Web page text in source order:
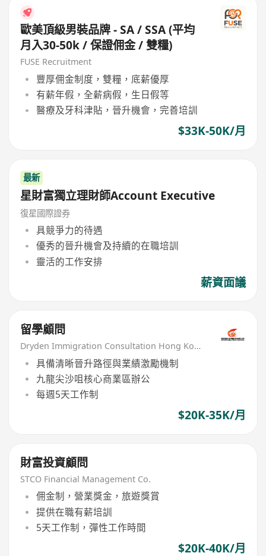
歐美頂級男裝品牌 - SA / SSA (平均
月入30-50k / 保證佣金 / 雙糧)
FUSE Recruitment
豐厚佣金制度，雙糧，底薪優厚
有薪年假，全薪病假，生日假等
醫療及牙科津貼，晉升機會，完善培訓
$33K-50K/月
最新
星財富獨立理財師Account Executive
復星國際證券
具競爭力的待遇
優秀的晉升機會及持續的在職培訓
靈活的工作安排
薪資面議
留學顧問
Dryden Immigration Consultation Hong Kong Limited
具備清晰晉升路徑與業績激勵機制
九龍尖沙咀核心商業區辦公
每週5天工作制
$20K-35K/月
財富投資顧問
STCO Financial Management Co.
佣金制，營業獎金，旅遊獎賞
提供在職有薪培訓
5天工作制，彈性工作時間
$20K-40K/月